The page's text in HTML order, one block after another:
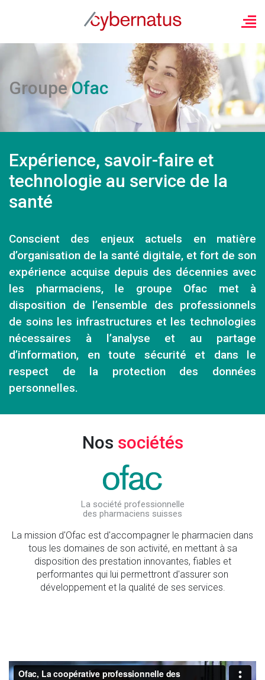
Groupe Ofac
Expérience, savoir-faire et
technologie au service de la
santé
Conscient des enjeux actuels en matière
d’organisation de la santé digitale, et fort de son
expérience acquise depuis des décennies avec
les pharmaciens, le groupe Ofac met à
disposition de l’ensemble des professionnels
de soins les infrastructures et les technologies
nécessaires à l’analyse et au partage
d’information, en toute sécurité et dans le
respect de la protection des données
personnelles.
Nos sociétés
La société professionnelle
des pharmaciens suisses
La mission d'Ofac est d'accompagner le pharmacien dans
tous les domaines de son activité, en mettant à sa
disposition des prestation innovantes, fiables et
performantes qui lui permettront d'assurer son
développement et la qualité de ses services.